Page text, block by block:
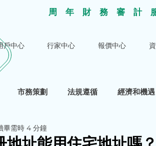
周年財務審計
戶中心 行家中心 報價中心
市務策劃 法規遵循 經濟和機遇
畢需時 4 分鐘